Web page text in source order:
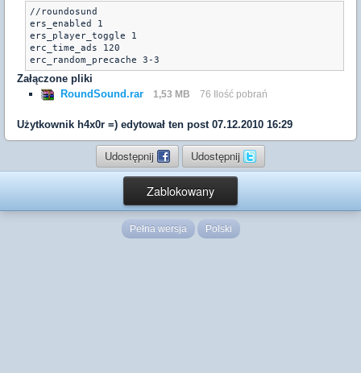
//roundosund
ers_enabled 1
ers_player_toggle 1
erc_time_ads 120
erc_random_precache 3-3
Załączone pliki
RoundSound.rar
1,53 MB 76 Ilość pobrań
Użytkownik h4x0r =) edytował ten post 07.12.2010 16:29
Udostępnij Udostępnij
Zablokowany
Pełna wersja Polski